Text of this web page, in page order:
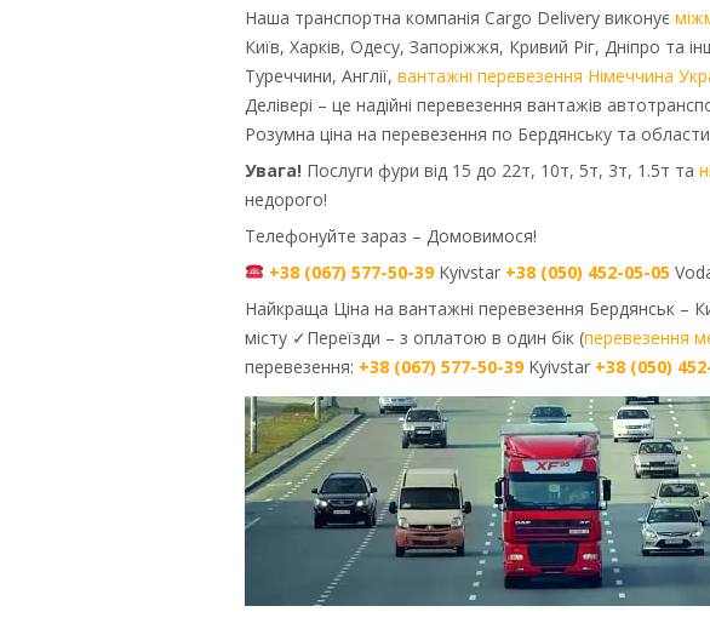
Наша транспортна компанія Cargo Delivery виконує
Київ, Харків, Одесу, Запоріжжя, Кривий Ріг, Дніпро та
Туреччини, Англії, вантажні перевезення Німеччина
Делівері – це надійні перевезення вантажів
Розумна ціна на перевезення по Бердянську та
Увага! Послуги фури від 15 до 22т, 10т, 5т, 3т, 1.5т та
недорого!
Телефонуйте зараз – Домовимося!
+38 (067) 577-50-39Kyivstar +38 (050) 452-05-05
Найкраща Ціна на вантажні перевезення Бердянськ –
місту ✓Переїзди – з оплатою в один бік (перевезення
перевезення: +38 (067) 577-50-39Kyivstar +38 (050)